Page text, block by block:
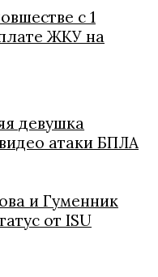
с 1
ЖКУ на
девушка
атаки БПЛА
и Гуменник
от ISU